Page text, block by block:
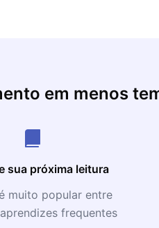
em menos
sua próxima leitura
muito popular entre
frequentes